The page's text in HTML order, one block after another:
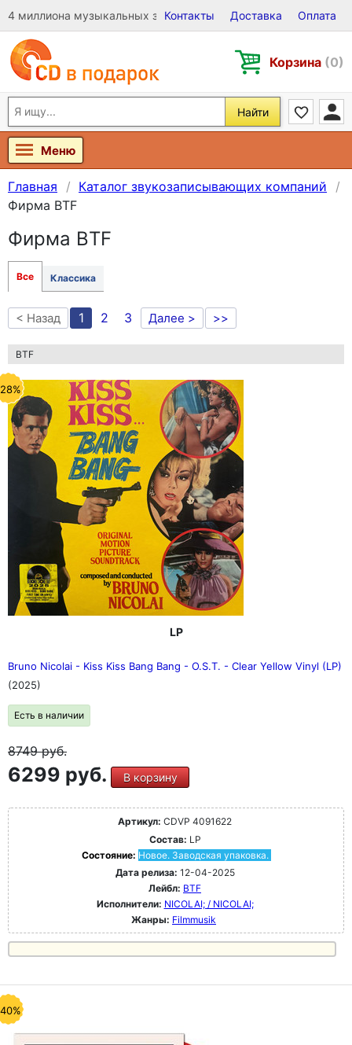
4 миллиона музыкальных записей на Виниле, CD и DVD
Контакты Доставка Оплата
Корзина (0)
Найти
Меню
Главная
Каталог звукозаписывающих компаний
Фирма BTF
Фирма BTF
Все Классика
< Назад 1 2 3 Далее > >>
BTF
LP
Bruno Nicolai - Kiss Kiss Bang Bang - O.S.T. - Clear Yellow Vinyl (LP)
(2025)
Есть в наличии
8749руб.
6299 руб. В корзину
Артикул: CDVP 4091622
Состав: LP
Состояние: Новое. Заводская упаковка.
Дата релиза: 12-04-2025
Лейбл: BTF
Исполнители: NICOLAI; / NICOLAI;
Жанры: Filmmusik